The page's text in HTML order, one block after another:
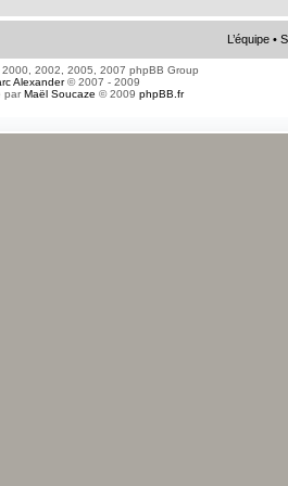
L’équipe •
2002, 2005, 2007 phpBB Group
Alexander© 2007 - 2009
parMaël Soucaze © 2009 phpBB.fr